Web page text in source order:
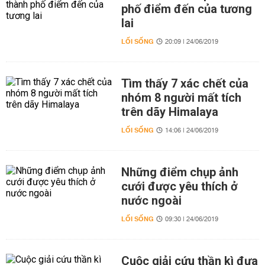
phố điểm đến của tương
lai
LỐI SỐNG 20:09 | 24/06/2019
Tìm thấy 7 xác chết của
nhóm 8 người mất tích
trên dãy Himalaya
LỐI SỐNG 14:06 | 24/06/2019
Những điểm chụp ảnh
cưới được yêu thích ở
nước ngoài
LỐI SỐNG 09:30 | 24/06/2019
Cuộc giải cứu thần kì đưa